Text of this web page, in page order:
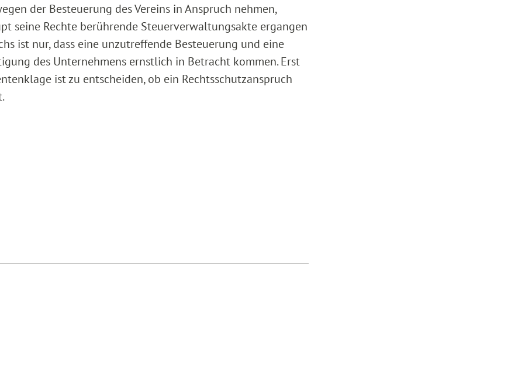
der Besteuerung des Vereins in Anspruch nehmen,
seine Rechte berührende Steuerverwaltungsakte ergangen
ist nur, dass eine unzutreffende Besteuerung und eine
des Unternehmens ernstlich in Betracht kommen. Erst
ist zu entscheiden, ob ein Rechtsschutzanspruch